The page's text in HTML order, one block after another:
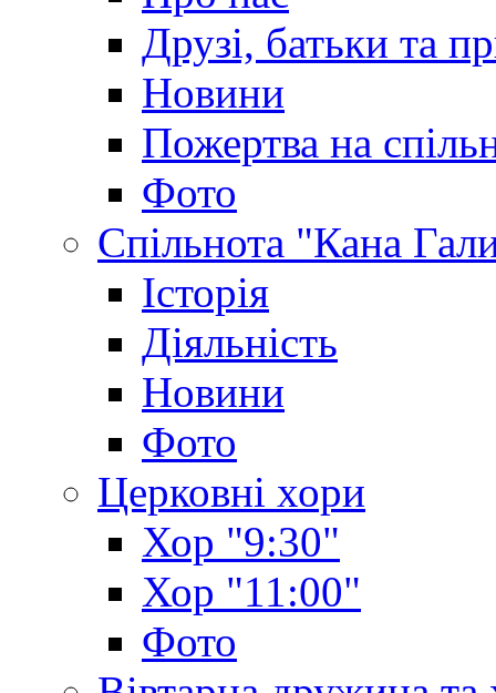
Друзі, батьки та
Новини
Пожертва на
Фото
Спільнота "Кана
Історія
Діяльність
Новини
Фото
Церковні хори
Хор "9:30"
Хор "11:00"
Фото